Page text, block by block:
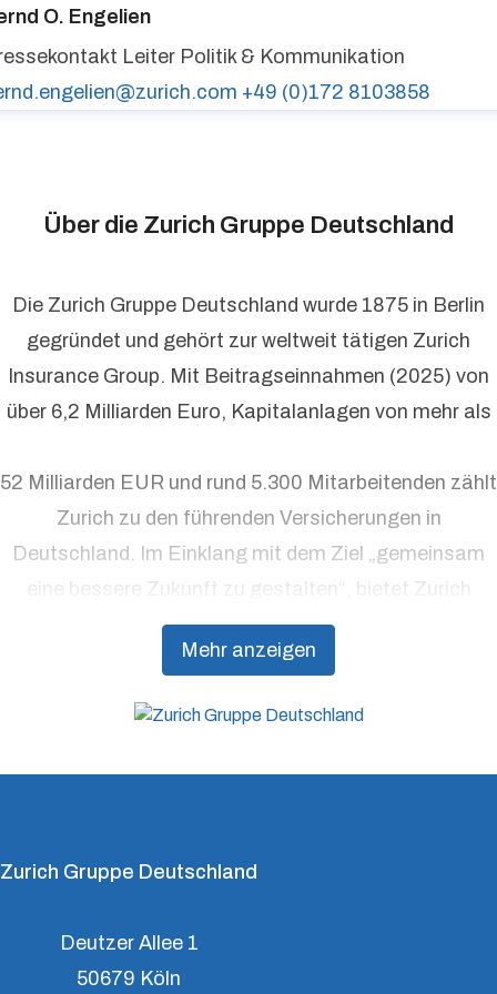
O. Engelien
Leiter Politik & Kommunikation
+49 (0)172 8103858
Über die Zurich Gruppe Deutschland
Mehr anzeigen
Die Zurich Gruppe Deutschland wurde 1875 in Berlin
gegründet und gehört zur weltweit tätigen Zurich
Insurance Group. Mit Beitragseinnahmen (2025) von
über 6,2 Milliarden Euro, Kapitalanlagen von mehr als
52 Milliarden EUR und rund 5.300 Mitarbeitenden zählt
Zurich zu den führenden Versicherungen in
Deutschland. Im Einklang mit dem Ziel „gemeinsam
eine bessere Zukunft zu gestalten“, bietet Zurich
Präventionsdienstleistungen an, die über traditionelle
Versicherungsprodukte hinausgehen, um Kunden
Zurich Gruppe Deutschland
Deutzer Allee 1
50679 Köln